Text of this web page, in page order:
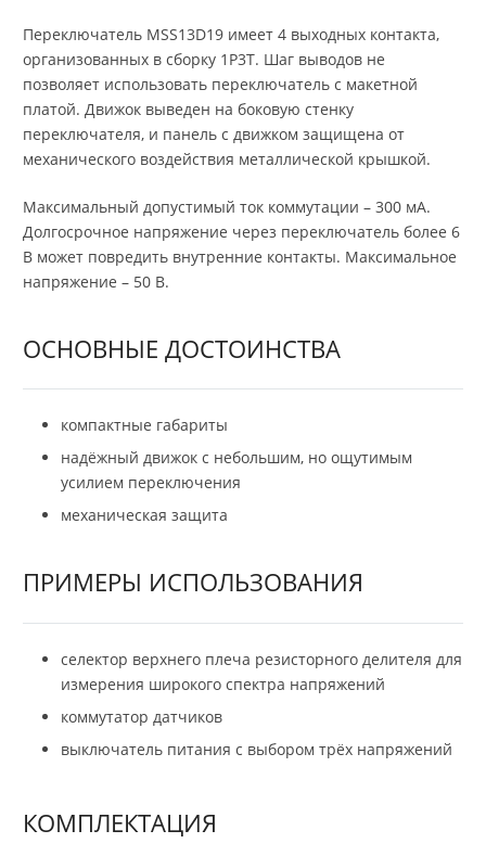
Переключатель MSS13D19 имеет 4 выходных контакта,
организованных в сборку 1P3T. Шаг выводов не
позволяет использовать переключатель с макетной
платой. Движок выведен на боковую стенку
переключателя, и панель с движком защищена от
механического воздействия металлической крышкой.
Максимальный допустимый ток коммутации – 300 мА.
Долгосрочное напряжение через переключатель более 6
В может повредить внутренние контакты. Максимальное
напряжение – 50 В.
ОСНОВНЫЕ ДОСТОИНСТВА
компактные габариты
надёжный движок с небольшим, но ощутимым
усилием переключения
механическая защита
ПРИМЕРЫ ИСПОЛЬЗОВАНИЯ
селектор верхнего плеча резисторного делителя для
измерения широкого спектра напряжений
коммутатор датчиков
выключатель питания с выбором трёх напряжений
КОМПЛЕКТАЦИЯ